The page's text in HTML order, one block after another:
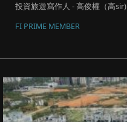
投資旅遊寫作人 - 高俊權（高sir)
FI PRIME MEMBER